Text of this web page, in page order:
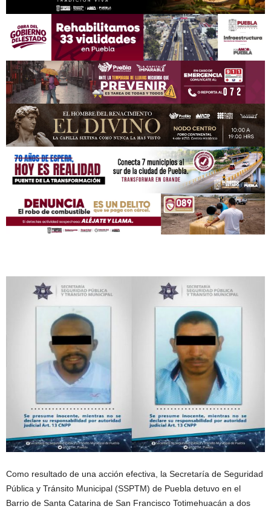
Como resultado de una acción efectiva, la Secretaría de Seguridad
Pública y Tránsito Municipal (SSPTM) de Puebla detuvo en el
Barrio de Santa Catarina de San Francisco Totimehuacán a dos